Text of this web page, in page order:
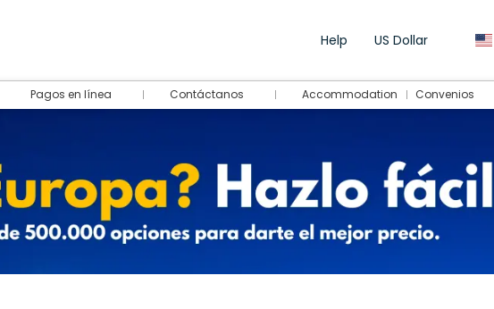
Help US Dollar
Pagos en línea Contáctanos Accommodation Convenios